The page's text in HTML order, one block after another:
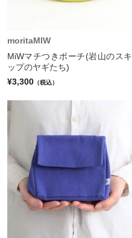
moritaMIW
MiWマチつきポーチ(岩山のスキ
ップのヤギたち)
¥3,300 （税込）